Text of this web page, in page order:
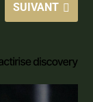
SUIVANT